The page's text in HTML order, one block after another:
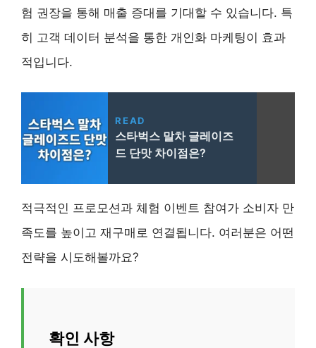
험 권장을 통해 매출 증대를 기대할 수 있습니다. 특
히 고객 데이터 분석을 통한 개인화 마케팅이 효과
적입니다.
READ
스타벅스 말차 글레이즈
드 단맛 차이점은?
적극적인 프로모션과 체험 이벤트 참여가 소비자 만
족도를 높이고 재구매로 연결됩니다. 여러분은 어떤
전략을 시도해볼까요?
확인 사항